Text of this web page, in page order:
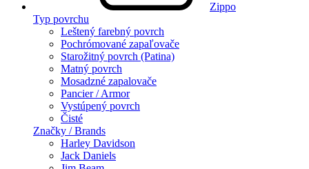
Zippo
Typ povrchu
Leštený farebný povrch
Pochrómované zapaľovače
Starožitný povrch (Patina)
Matný povrch
Mosadzné zapalovače
Pancier / Armor
Vystúpený povrch
Čisté
Značky / Brands
Harley Davidson
Jack Daniels